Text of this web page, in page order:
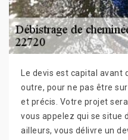
Le devis est capital avant
outre, pour ne pas être
et précis. Votre projet
vous appelez qui se situe
ailleurs, vous délivre un